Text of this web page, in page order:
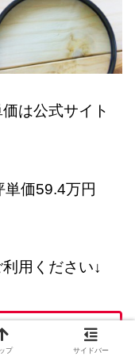
は公式サイト
単価59.4万円
用ください↓
希望」＝
プ サイドバー